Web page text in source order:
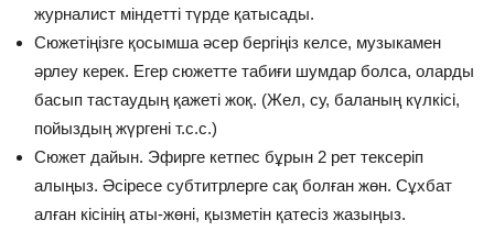
журналист міндетті түрде қатысады.
Сюжетіңізге қосымша әсер бергіңіз келсе, музыкамен
әрлеу керек. Егер сюжетте табиғи шумдар болса, оларды
басып тастаудың қажеті жоқ. (Жел, су, баланың күлкісі,
пойыздың жүргені т.с.с.)
Сюжет дайын. Эфирге кетпес бұрын 2 рет тексеріп
алыңыз. Әсіресе субтитрлерге сақ болған жөн. Сұхбат
алған кісінің аты-жөні, қызметін қатесіз жазыңыз.